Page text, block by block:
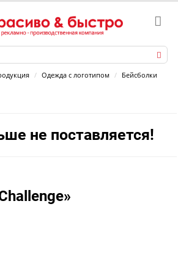
Одежда с логотипом
Бейсболки
не поставляется!